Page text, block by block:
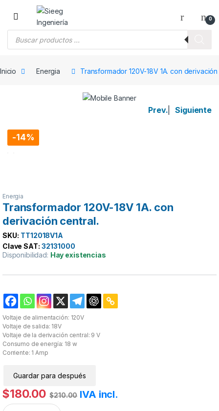
Saltar a la navegación
Saltar al contenido
0
Inicio Energia Transformador 120V-18V 1A. con
Prev. Siguiente
-14%
Energia
Transformador 120V-18V 1A. con
derivación central.
SKU: TT12018V1A
Clave SAT: 32131000
Disponibilidad: Hay existencias
Voltaje de alimentación: 120V
Voltaje de salida: 18V
Voltaje de la derivación central: 9 V
Consumo de energía: 18 w
Corriente: 1 Amp
Guardar para después
$180.00 $210.00 IVA incl.
Transformador 120V-18V 1A. con derivación central. cantidad